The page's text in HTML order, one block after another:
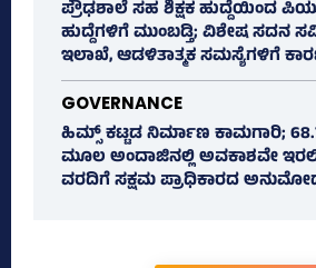
ಪ್ರೌಢಶಾಲೆ ಸಹ ಶಿಕ್ಷಕ ಹುದ್ದೆಯಿಂದ
ಹುದ್ದೆಗಳಿಗೆ ಮುಂಬಡ್ತಿ; ವಿಶೇಷ ಸದನ
ಇಲಾಖೆ, ಆಡಳಿತಾತ್ಮಕ ಸಮಸ್ಯೆಗಳಿಗೆ
GOVERNANCE
ಹಿಮ್ಸ್‌ ಕಟ್ಟಡ ನಿರ್ಮಾಣ ಕಾಮಗಾರಿ;
ಮೂಲ ಅಂದಾಜಿನಲ್ಲಿ ಅವಕಾಶವೇ
ವರದಿಗೆ ಸಕ್ಷಮ ಪ್ರಾಧಿಕಾರದ